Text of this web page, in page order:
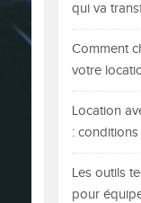
qui va
Comment
votre
Location
:
Les outils
pour